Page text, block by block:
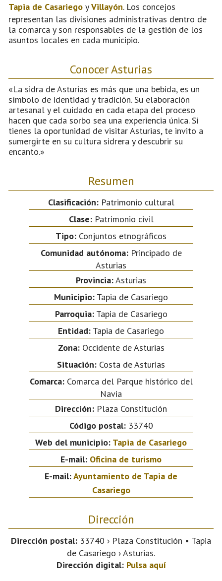
Tapia de Casariego yVillayón. Los concejos
representan las divisiones administrativas dentro de
la comarca y son responsables de la gestión de los
asuntos locales en cada municipio.
Conocer Asturias
«La sidra de Asturias es más que una bebida, es un
símbolo de identidad y tradición. Su elaboración
artesanal y el cuidado en cada etapa del proceso
hacen que cada sorbo sea una experiencia única. Si
tienes la oportunidad de visitar Asturias, te invito a
sumergirte en su cultura sidrera y descubrir su
encanto.»
Resumen
Clasificación:Patrimonio cultural
Clase:Patrimonio civil
Tipo: Conjuntos etnográficos
Comunidad autónoma:Principado de
Asturias
Provincia:Asturias
Municipio: Tapia de Casariego
Parroquia:Tapia de Casariego
Entidad: Tapia de Casariego
Zona:Occidente de Asturias
Situación: Costa de Asturias
Comarca:Comarca del Parque histórico del
Navia
Dirección: Plaza Constitución
Código postal:33740
Web del municipio: Tapia de Casariego
E-mail: Oficina de turismo
E-mail:Ayuntamiento de Tapia de
Casariego
Dirección
Dirección postal: 33740 › Plaza Constitución • Tapia
de Casariego › Asturias.
Dirección digital: Pulsa aquí